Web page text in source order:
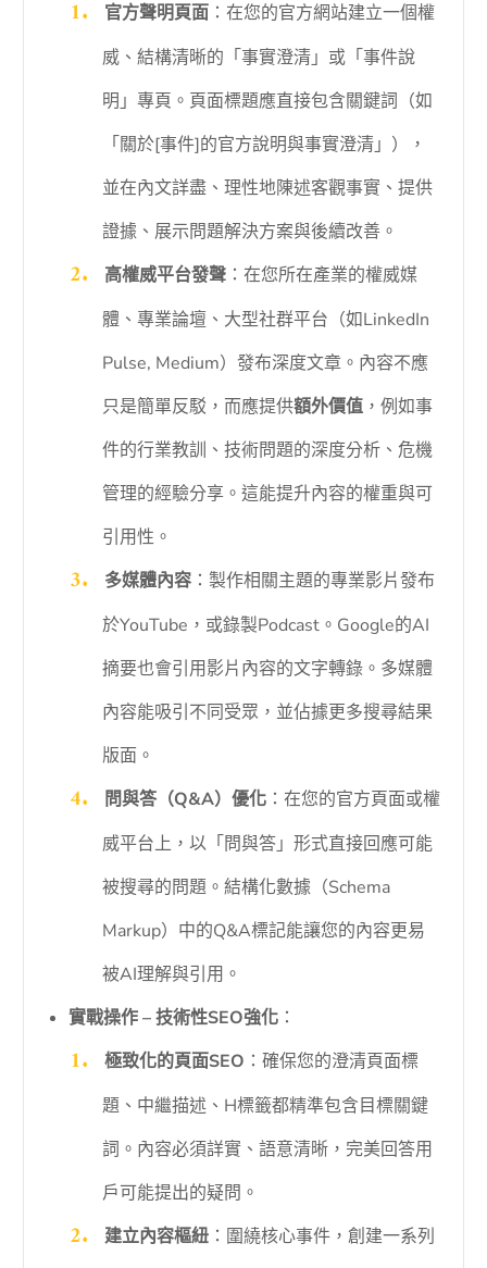
官方聲明頁面：在您的官方網站建立一個權
威、結構清晰的「事實澄清」或「事件說
明」專頁。頁面標題應直接包含關鍵詞（如
「關於[事件]的官方說明與事實澄清」），
並在內文詳盡、理性地陳述客觀事實、提供
證據、展示問題解決方案與後續改善。
高權威平台發聲：在您所在產業的權威媒
體、專業論壇、大型社群平台（如LinkedIn
Pulse, Medium）發布深度文章。內容不應
只是簡單反駁，而應提供額外價值，例如事
件的行業教訓、技術問題的深度分析、危機
管理的經驗分享。這能提升內容的權重與可
引用性。
多媒體內容：製作相關主題的專業影片發布
於YouTube，或錄製Podcast。Google的AI
摘要也會引用影片內容的文字轉錄。多媒體
內容能吸引不同受眾，並佔據更多搜尋結果
版面。
問與答（Q&A）優化：在您的官方頁面或權
威平台上，以「問與答」形式直接回應可能
被搜尋的問題。結構化數據（Schema
Markup）中的Q&A標記能讓您的內容更易
被AI理解與引用。
實戰操作 – 技術性SEO強化 ：
極致化的頁面SEO ：確保您的澄清頁面標
題、中繼描述、H標籤都精準包含目標關鍵
詞。內容必須詳實、語意清晰，完美回答用
戶可能提出的疑問。
建立內容樞紐：圍繞核心事件，創建一系列